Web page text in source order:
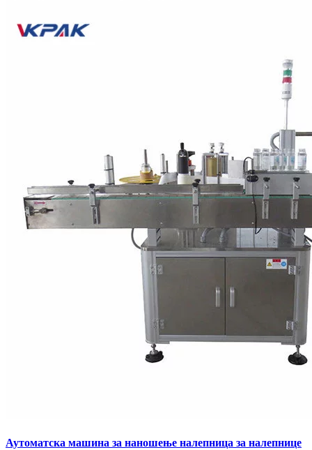
Аутоматска машина за наношење налепница за налепнице